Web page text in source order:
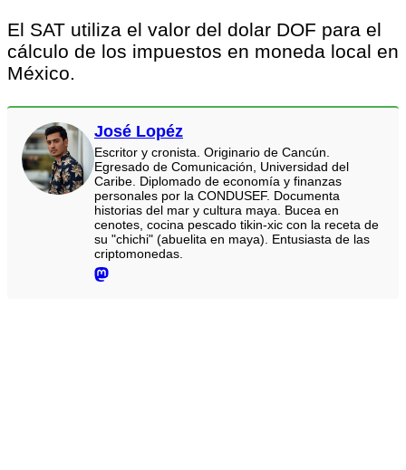
El SAT utiliza el valor del dolar DOF para el
cálculo de los impuestos en moneda local en
México.
José Lopéz
Escritor y cronista. Originario de Cancún.
Egresado de Comunicación, Universidad del
Caribe. Diplomado de economía y finanzas
personales por la CONDUSEF. Documenta
historias del mar y cultura maya. Bucea en
cenotes, cocina pescado tikin-xic con la receta de
su "chichi" (abuelita en maya). Entusiasta de las
criptomonedas.